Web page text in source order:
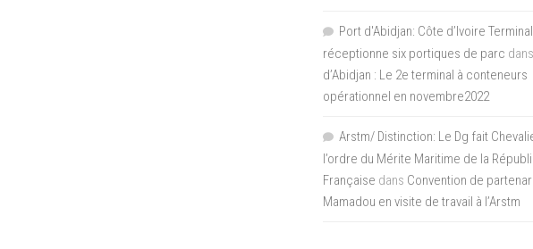
Port d'Abidjan: Côte d’Ivoire Terminal
réceptionne six portiques de parc dans
d’Abidjan : Le 2e terminal à conteneurs
opérationnel en novembre2022
Arstm/ Distinction: Le Dg fait
l’ordre du Mérite Maritime de la
Française dans Convention de
Mamadou en visite de travail à l’Arstm